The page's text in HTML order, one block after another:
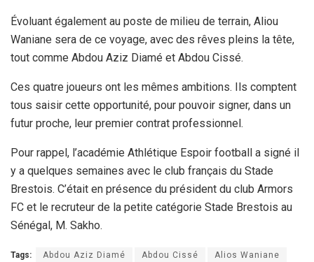
Évoluant également au poste de milieu de terrain, Aliou
Waniane sera de ce voyage, avec des rêves pleins la tête,
tout comme Abdou Aziz Diamé et Abdou Cissé.
Ces quatre joueurs ont les mêmes ambitions. Ils comptent
tous saisir cette opportunité, pour pouvoir signer, dans un
futur proche, leur premier contrat professionnel.
Pour rappel, l’académie Athlétique Espoir football a signé il
y a quelques semaines avec le club français du Stade
Brestois. C’était en présence du président du club Armors
FC et le recruteur de la petite catégorie Stade Brestois au
Sénégal, M. Sakho.
Tags: Abdou Aziz Diamé Abdou Cissé Alios Waniane